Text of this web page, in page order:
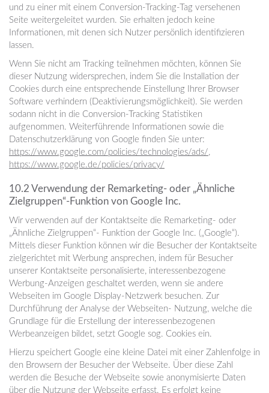
und zu einer mit einem Conversion-Tracking-Tag versehenen
Seite weitergeleitet wurden. Sie erhalten jedoch keine
Informationen, mit denen sich Nutzer persönlich identifizieren
lassen.
Wenn Sie nicht am Tracking teilnehmen möchten, können Sie
dieser Nutzung widersprechen, indem Sie die Installation der
Cookies durch eine entsprechende Einstellung Ihrer Browser
Software verhindern (Deaktivierungsmöglichkeit). Sie werden
sodann nicht in die Conversion-Tracking Statistiken
aufgenommen. Weiterführende Informationen sowie die
Datenschutzerklärung von Google finden Sie unter:
https://www.google.com/policies/technologies/ads/,
https://www.google.de/policies/privacy/
10.2 Verwendung der Remarketing- oder „Ähnliche
Zielgruppen“-Funktion von Google Inc.
Wir verwenden auf der Kontaktseite die Remarketing- oder
„Ähnliche Zielgruppen“- Funktion der Google Inc. („Google“).
Mittels dieser Funktion können wir die Besucher der Kontaktseite
zielgerichtet mit Werbung ansprechen, indem für Besucher
unserer Kontaktseite personalisierte, interessenbezogene
Werbung-Anzeigen geschaltet werden, wenn sie andere
Webseiten im Google Display-Netzwerk besuchen. Zur
Durchführung der Analyse der Webseiten- Nutzung, welche die
Grundlage für die Erstellung der interessenbezogenen
Werbeanzeigen bildet, setzt Google sog. Cookies ein.
Hierzu speichert Google eine kleine Datei mit einer Zahlenfolge in
den Browsern der Besucher der Webseite. Über diese Zahl
werden die Besuche der Webseite sowie anonymisierte Daten
über die Nutzung der Webseite erfasst. Es erfolgt keine